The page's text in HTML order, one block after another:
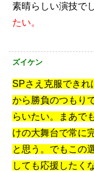
素晴らしい演技で
たい。
ズイケン
SPさえ克服できれ
から勝負のつもり
らいたい。まあで
けの大舞台で常に
と思う。でもこの
しても応援したく